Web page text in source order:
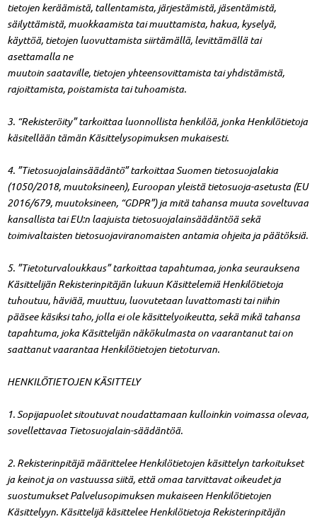
tietojen keräämistä, tallentamista, järjestämistä, jäsentämistä,
säilyttämistä, muokkaamista tai muuttamista, hakua, kyselyä,
käyttöä, tietojen luovuttamista siirtämällä, levittämällä tai
asettamalla ne
muutoin saataville, tietojen yhteensovittamista tai yhdistämistä,
rajoittamista, poistamista tai tuhoamista.
3. “Rekisteröity” tarkoittaa luonnollista henkilöä, jonka Henkilötietoja
käsitellään tämän Käsittelysopimuksen mukaisesti.
4. ”Tietosuojalainsäädäntö” tarkoittaa Suomen tietosuojalakia
(1050/2018, muutoksineen), Euroopan yleistä tietosuoja-asetusta (EU
2016/679, muutoksineen, “GDPR”) ja mitä tahansa muuta soveltuvaa
kansallista tai EU:n laajuista tietosuojalainsäädäntöä sekä
toimivaltaisten tietosuojaviranomaisten antamia ohjeita ja päätöksiä.
5. ”Tietoturvaloukkaus” tarkoittaa tapahtumaa, jonka seurauksena
Käsittelijän Rekisterinpitäjän lukuun Käsittelemiä Henkilötietoja
tuhoutuu, häviää, muuttuu, luovutetaan luvattomasti tai niihin
pääsee käsiksi taho, jolla ei ole käsittelyoikeutta, sekä mikä tahansa
tapahtuma, joka Käsittelijän näkökulmasta on vaarantanut tai on
saattanut vaarantaa Henkilötietojen tietoturvan.
HENKILÖTIETOJEN KÄSITTELY
1. Sopijapuolet sitoutuvat noudattamaan kulloinkin voimassa olevaa,
sovellettavaa Tietosuojalain-säädäntöä.
2. Rekisterinpitäjä määrittelee Henkilötietojen käsittelyn tarkoitukset
ja keinot ja on vastuussa siitä, että omaa tarvittavat oikeudet ja
suostumukset Palvelusopimuksen mukaiseen Henkilötietojen
Käsittelyyn. Käsittelijä käsittelee Henkilötietoja Rekisterinpitäjän